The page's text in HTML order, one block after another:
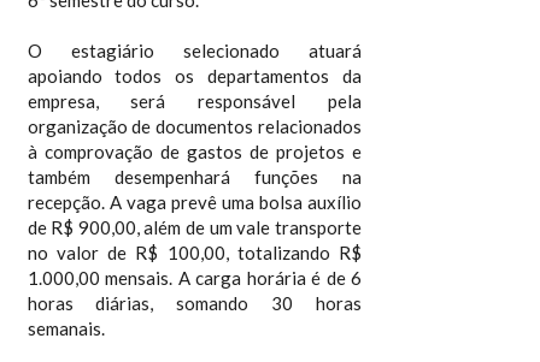
O estagiário selecionado atuará
apoiando todos os departamentos da
empresa, será responsável pela
organização de documentos relacionados
à comprovação de gastos de projetos e
também desempenhará funções na
recepção. A vaga prevê uma bolsa auxílio
de R$ 900,00, além de um vale transporte
no valor de R$ 100,00, totalizando R$
1.000,00 mensais. A carga horária é de 6
horas diárias, somando 30 horas
semanais.